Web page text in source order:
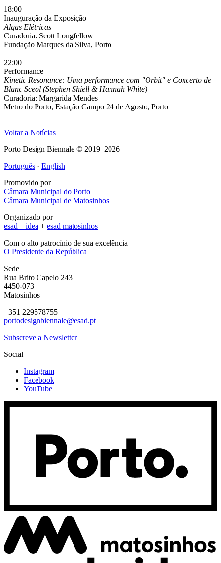
18:00
Inauguração da Exposição
Algas Elétricas
Curadoria: Scott Longfellow
Fundação Marques da Silva, Porto
22:00
Performance
Kinetic Resonance: Uma performance com "Orbit" e Concerto de
Blanc Sceol (Stephen Shiell & Hannah White)
Curadoria: Margarida Mendes
Metro do Porto, Estação Campo 24 de Agosto, Porto
Voltar a Notícias
Porto Design Biennale © 2019–2026
Português · English
Promovido por
Câmara Municipal do Porto
Câmara Municipal de Matosinhos
Organizado por
esad—idea + esad matosinhos
Com o alto patrocínio de sua excelência
O Presidente da República
Sede
Rua Brito Capelo 243
4450-073
Matosinhos
+351 229578755
portodesignbiennale@esad.pt
Subscreve a Newsletter
Social
Instagram
Facebook
YouTube